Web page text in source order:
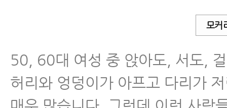
모커
50, 60대 여성 중 앉아도, 서도,
허리와 엉덩이가 아프고 다리가